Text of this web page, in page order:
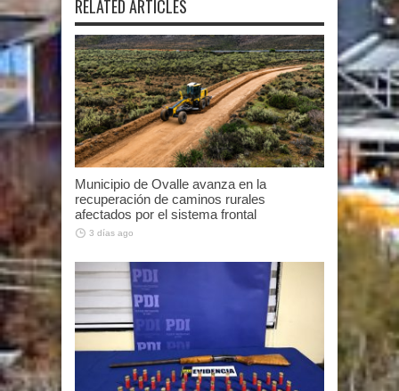
RELATED ARTICLES
Municipio de Ovalle avanza en la
recuperación de caminos rurales
afectados por el sistema frontal
3 días ago